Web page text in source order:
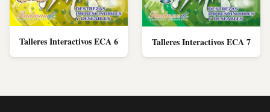
Talleres Interactivos ECA 6 Talleres Interactivos ECA 7